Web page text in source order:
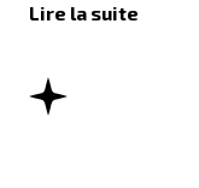
Lire la suite